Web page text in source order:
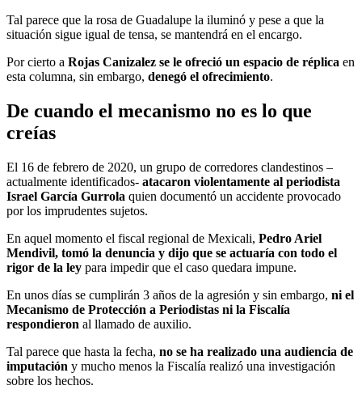
Tal parece que la rosa de Guadalupe la iluminó y pese a que la
situación sigue igual de tensa, se mantendrá en el encargo.
Por cierto a Rojas Canizalez se le ofreció un espacio de réplica en
esta columna, sin embargo, denegó el ofrecimiento.
De cuando el mecanismo no es lo que
creías
El 16 de febrero de 2020, un grupo de corredores clandestinos –
actualmente identificados- atacaron violentamente al periodista
Israel García Gurrola quien documentó un accidente provocado
por los imprudentes sujetos.
En aquel momento el fiscal regional de Mexicali, Pedro Ariel
Mendivil, tomó la denuncia y dijo que se actuaría con todo el
rigor de la ley para impedir que el caso quedara impune.
En unos días se cumplirán 3 años de la agresión y sin embargo, ni el
Mecanismo de Protección a Periodistas ni la Fiscalía
respondieron al llamado de auxilio.
Tal parece que hasta la fecha, no se ha realizado una audiencia de
imputación y mucho menos la Fiscalía realizó una investigación
sobre los hechos.